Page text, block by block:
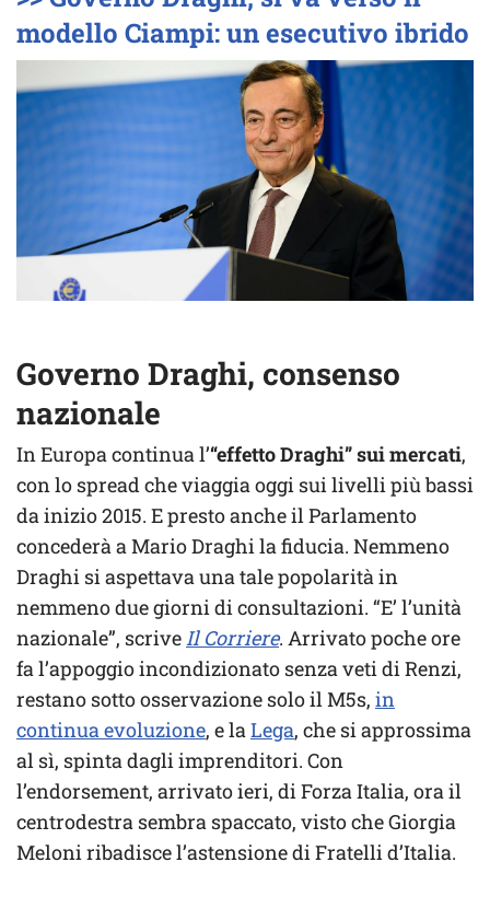
modello Ciampi: un esecutivo ibrido
Governo Draghi, consenso
nazionale
In Europa continua l’“effetto Draghi” sui mercati,
con lo spread che viaggia oggi sui livelli più bassi
da inizio 2015. E presto anche il Parlamento
concederà a Mario Draghi la fiducia. Nemmeno
Draghi si aspettava una tale popolarità in
nemmeno due giorni di consultazioni. “E’ l’unità
nazionale”, scriveIl Corriere. Arrivato poche ore
fa l’appoggio incondizionato senza veti di Renzi,
restano sotto osservazione solo il M5s, in
continua evoluzione, e laLega, che si approssima
al sì, spinta dagli imprenditori. Con
l’endorsement, arrivato ieri, di Forza Italia, ora il
centrodestra sembra spaccato, visto che Giorgia
Meloni ribadisce l’astensione di Fratelli d’Italia.